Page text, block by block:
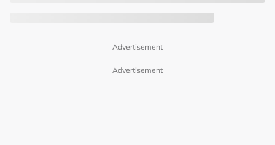
Advertisement
Advertisement